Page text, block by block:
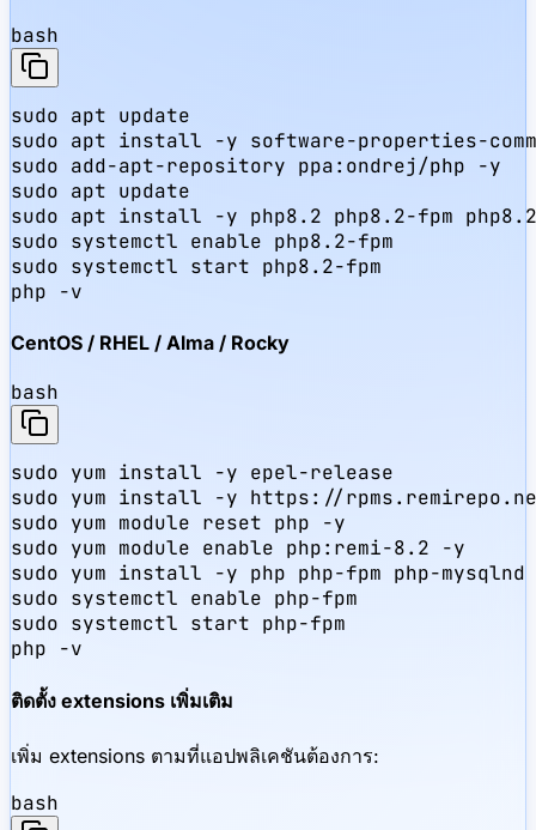
bash
sudo apt update
sudo apt install -y software-properties-
sudo add-apt-repository ppa:ondrej/php -y
sudo apt update
sudo apt install -y php8.2 php8.2-fpm
sudo systemctl enable php8.2-fpm
sudo systemctl start php8.2-fpm
php -v
CentOS / RHEL / Alma / Rocky
bash
sudo yum install -y epel-release
sudo yum install -y https://
sudo yum module reset php -y
sudo yum module enable php:remi-8.2 -y
sudo yum install -y php php-fpm php-
sudo systemctl enable php-fpm
sudo systemctl start php-fpm
php -v
ติดตั้ง extensions เพิ่มเติม
เพิ่ม extensions ตามที่แอปพลิเคชันต้องการ:
bash